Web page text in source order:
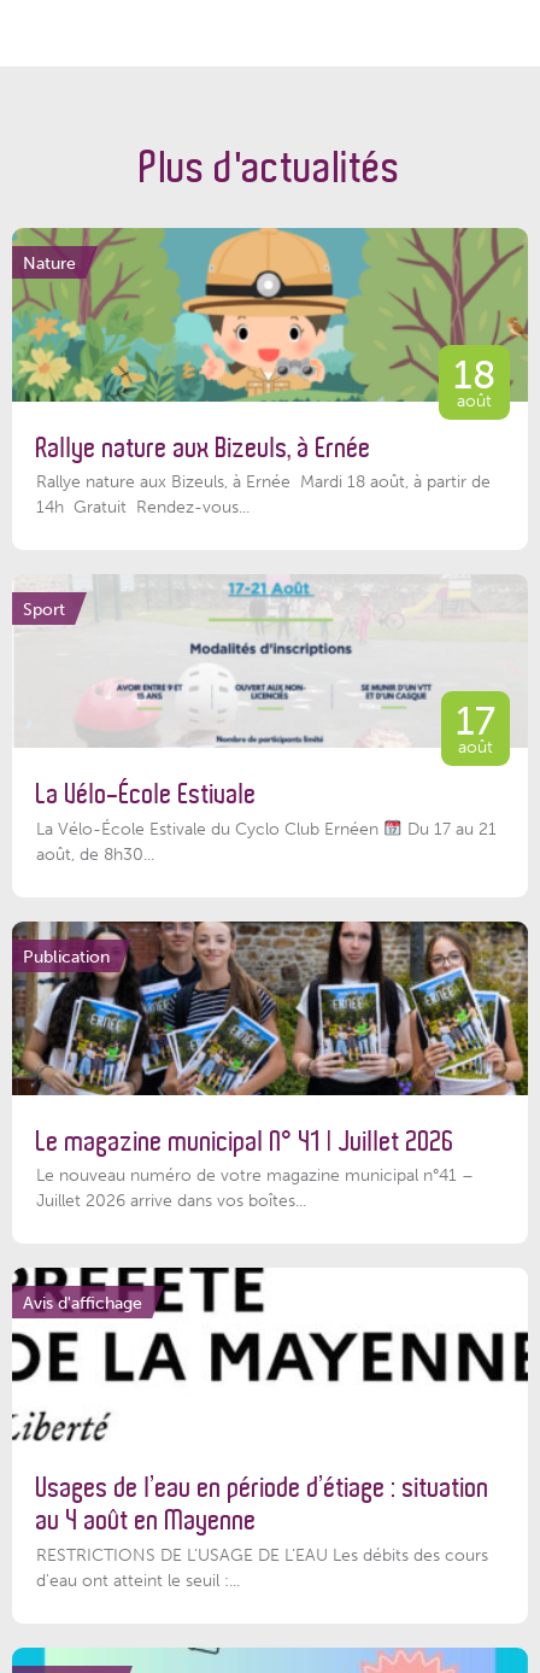
Plus d'actualités
Nature
18
août
Rallye nature aux Bizeuls, à Ernée
Rallye nature aux Bizeuls, à Ernée Mardi 18 août, à partir de
14h Gratuit Rendez-vous...
Sport
17
août
La Vélo-École Estivale
La Vélo-École Estivale du Cyclo Club Ernéen
Du 17 au 21
août, de 8h30...
Publication
Le magazine municipal N° 41 | Juillet 2026
Le nouveau numéro de votre magazine municipal n°41 –
Juillet 2026 arrive dans vos boîtes...
Avis d'affichage
Usages de l’eau en période d’étiage : situation
au 4 août en Mayenne
RESTRICTIONS DE L’USAGE DE L’EAU Les débits des cours
d'eau ont atteint le seuil :...